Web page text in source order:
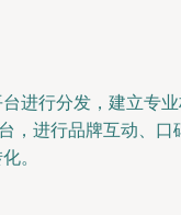
进行分发，建立专业
，进行品牌互动、口
。